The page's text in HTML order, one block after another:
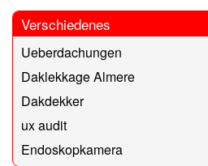
Verschiedenes
Ueberdachungen
Daklekkage Almere
Dakdekker
ux audit
Endoskopkamera